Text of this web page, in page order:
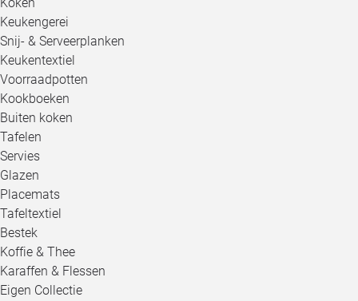
Keukengerei
Snij- & Serveerplanken
Keukentextiel
Voorraadpotten
Kookboeken
Buiten koken
Tafelen
Servies
Glazen
Placemats
Tafeltextiel
Bestek
Koffie & Thee
Karaffen & Flessen
Eigen Collectie